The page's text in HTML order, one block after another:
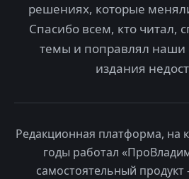
решениях, которые
Спасибо всем, кто читал,
темы и поправлял
издания
Редакционная платформа, на
годы работал
самостоятельный